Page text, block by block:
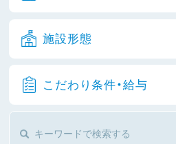
施設形態
こだわり条件・給与